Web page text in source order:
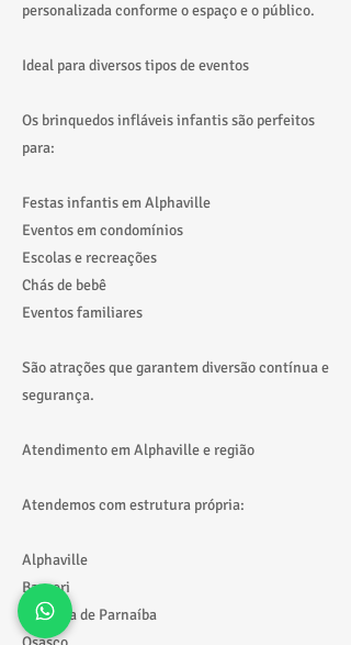
personalizada conforme o espaço e o público.
Ideal para diversos tipos de eventos
Os brinquedos infláveis infantis são perfeitos
para:
Festas infantis em Alphaville
Eventos em condomínios
Escolas e recreações
Chás de bebê
Eventos familiares
São atrações que garantem diversão contínua e
segurança.
Atendimento em Alphaville e região
Atendemos com estrutura própria:
Alphaville
Barueri
Santana de Parnaíba